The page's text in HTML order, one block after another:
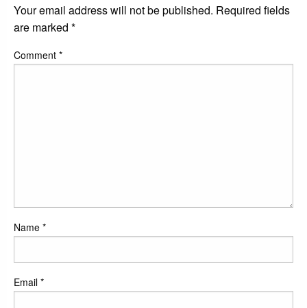
Your email address will not be published. Required fields
are marked *
Comment *
Name *
Email *